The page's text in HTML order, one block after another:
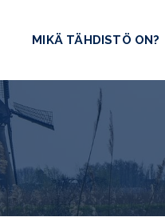
MIKÄ TÄHDISTÖ ON?